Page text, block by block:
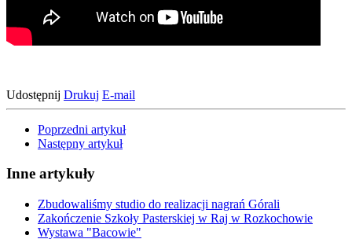
Udostępnij Drukuj E-mail
Poprzedni artykuł
Następny artykuł
Inne artykuły
Zbudowaliśmy studio do realizacji nagrań Górali
Zakończenie Szkoły Pasterskiej w Raj w Rozkochowie
Wystawa "Bacowie"